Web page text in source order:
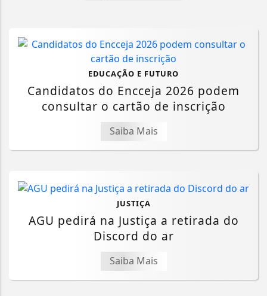
EDUCAÇÃO E FUTURO
Candidatos do Encceja 2026 podem
consultar o cartão de inscrição
Saiba Mais
JUSTIÇA
AGU pedirá na Justiça a retirada do
Discord do ar
Saiba Mais